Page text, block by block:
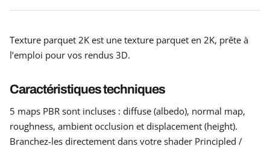
Texture parquet 2K est une texture parquet en 2K, prête à
l’emploi pour vos rendus 3D.
Caractéristiques techniques
5 maps PBR sont incluses : diffuse (albedo), normal map,
roughness, ambient occlusion et displacement (height).
Branchez-les directement dans votre shader Principled /